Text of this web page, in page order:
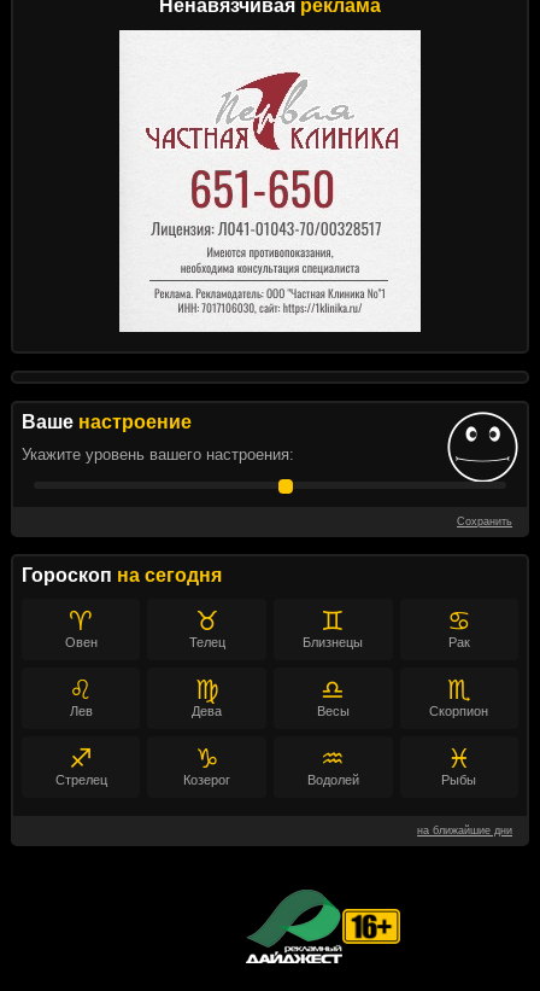
Ненавязчивая реклама
Ваше настроение
Укажите уровень вашего настроения:
Сохранить
Гороскоп на сегодня
♈
Овен
♉
Телец
♊
Близнецы
♋
Рак
♌
Лев
♍
Дева
♎
Весы
♏
Скорпион
♐
Стрелец
♑
Козерог
♒
Водолей
♓
Рыбы
на ближайшие дни